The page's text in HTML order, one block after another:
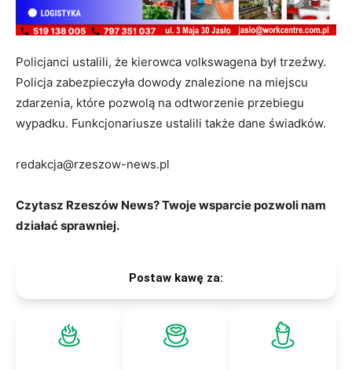
Policjanci ustalili, że kierowca volkswagena był trzeźwy.
Policja zabezpieczyła dowody znalezione na miejscu
zdarzenia, które pozwolą na odtworzenie przebiegu
wypadku. Funkcjonariusze ustalili także dane świadków.
redakcja@rzeszow-news.pl
Czytasz Rzeszów News? Twoje wsparcie pozwoli nam
działać sprawniej.
Postaw kawę za: